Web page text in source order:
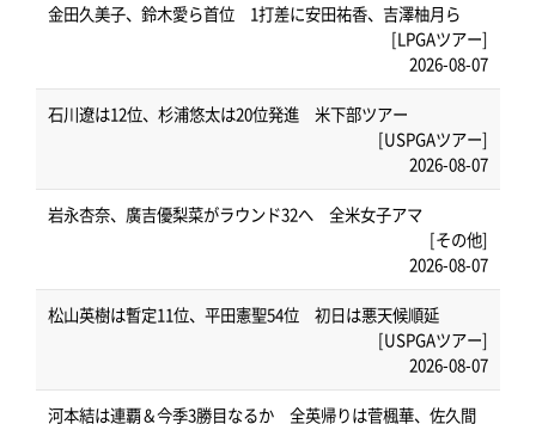
金田久美子、鈴木愛ら首位 1打差に安田祐香、吉澤柚月ら
[LPGAツアー]
2026-08-07
石川遼は12位、杉浦悠太は20位発進 米下部ツアー
[USPGAツアー]
2026-08-07
岩永杏奈、廣吉優梨菜がラウンド32へ 全米女子アマ
[その他]
2026-08-07
松山英樹は暫定11位、平田憲聖54位 初日は悪天候順延
[USPGAツアー]
2026-08-07
河本結は連覇＆今季3勝目なるか 全英帰りは菅楓華、佐久間